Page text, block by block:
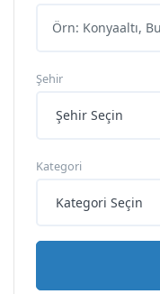
Şehir
Kategori